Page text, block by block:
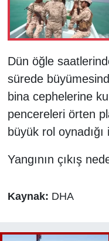
Dün öğle
sürede
bina cephelerine
pencereleri örten
büyük rol
Yangının çıkış
Kaynak: DHA